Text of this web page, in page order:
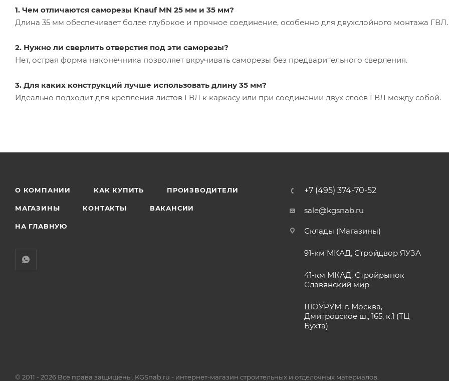
1. Чем отличаются саморезы Knauf MN 25 мм и 35 мм?
Длина 35 мм обеспечивает более глубокое и прочное соединение, особенно для двухслойного монтажа ГВЛ.
2. Нужно ли сверлить отверстия под эти саморезы?
Нет, острая форма наконечника позволяет вкручивать саморезы без предварительного сверления.
3. Для каких конструкций лучше использовать длину 35 мм?
Идеально подходит для крепления листов ГВЛ к каркасу или при соединении двух слоёв ГВЛ между собой.
О КОМПАНИИ КАК КУПИТЬ ПРОИЗВОДИТЕЛИ
МАГАЗИНЫ КОНТАКТЫ ВАКАНСИИ
НА ГЛАВНУЮ
+7 (495) 374-70-52
sale@kgsnab.ru
Склады (Магазины)
91-км МКАД, Стройдвор ЯУЗА
41-км МКАД, Стройрынок
Славянский мир
ШОУРУМ: г. Москва,
Дмитровское ш., 165, к.1 (ТЦ
Бухта)
© 2011 - 2026 Все права защищены. KGSnab.ru - интернет-магазин строительных и отделочных материалов.